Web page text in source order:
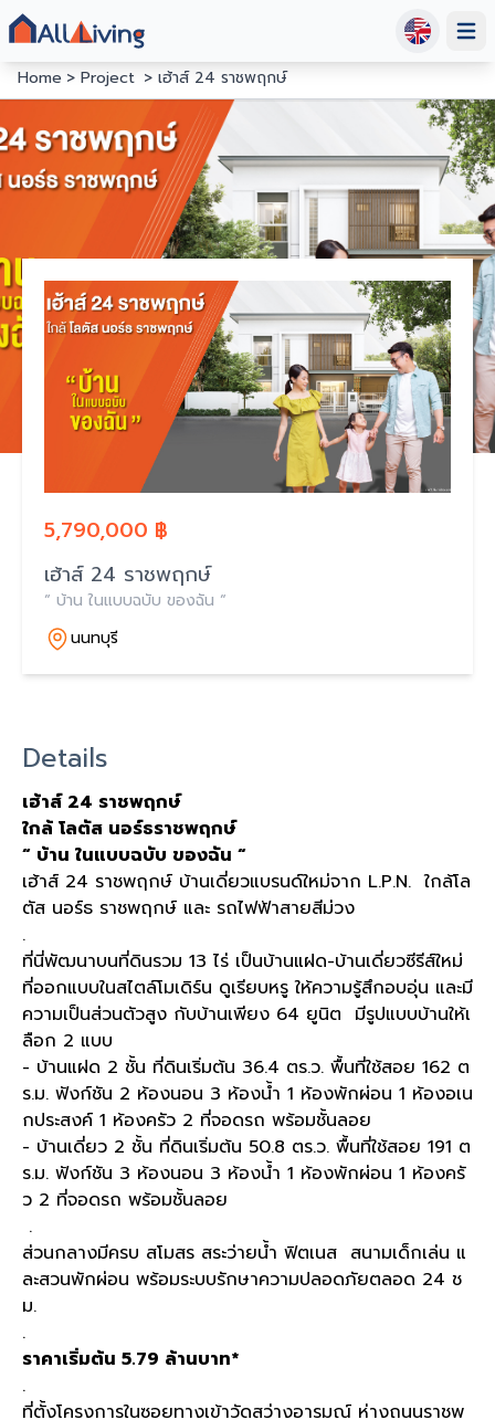
Home
Project เฮ้าส์ 24 ราชพฤกษ์
5,790,000 ฿
เฮ้าส์ 24 ราชพฤกษ์
“ บ้าน ในแบบฉบับ ของฉัน “
นนทบุรี
Details
เฮ้าส์24 ราชพฤกษ์
ใกล้ โลตัส นอร์ธราชพฤกษ์
“ บ้าน ในแบบฉบับ ของฉัน “
เฮ้าส์ 24 ราชพฤกษ์ บ้านเดี่ยวแบรนด์ใหม่จาก L.P.N. ใกล้โล
ตัส นอร์ธ ราชพฤกษ์ และ รถไฟฟ้าสายสีม่วง
.
ที่นี่พัฒนาบนที่ดินรวม 13 ไร่ เป็นบ้านแฝด-บ้านเดี่ยวซีรีส์ใหม่
ที่ออกแบบในสไตล์โมเดิร์น ดูเรียบหรู ให้ความรู้สึกอบอุ่น และมี
ความเป็นส่วนตัวสูง กับบ้านเพียง 64 ยูนิต มีรูปแบบบ้านให้เ
ลือก 2 แบบ
- บ้านแฝด 2 ชั้น ที่ดินเริ่มต้น 36.4 ตร.ว. พื้นที่ใช้สอย 162 ต
ร.ม. ฟังก์ชัน 2 ห้องนอน 3 ห้องน้ำ 1 ห้องพักผ่อน 1 ห้องอเน
กประสงค์ 1 ห้องครัว 2 ที่จอดรถ พร้อมชั้นลอย
- บ้านเดี่ยว 2 ชั้น ที่ดินเริ่มต้น 50.8 ตร.ว. พื้นที่ใช้สอย 191 ต
ร.ม. ฟังก์ชัน 3 ห้องนอน 3 ห้องน้ำ 1 ห้องพักผ่อน 1 ห้องครั
ว 2 ที่จอดรถ พร้อมชั้นลอย
.
ส่วนกลางมีครบ สโมสร สระว่ายน้ำ ฟิตเนส สนามเด็กเล่น แ
ละสวนพักผ่อน พร้อมระบบรักษาความปลอดภัยตลอด 24 ช
ม.
.
ราคาเริ่มต้น 5.79 ล้านบาท*
.
ที่ตั้งโครงการในซอยทางเข้าวัดสว่างอารมณ์ ห่างถนนราชพ